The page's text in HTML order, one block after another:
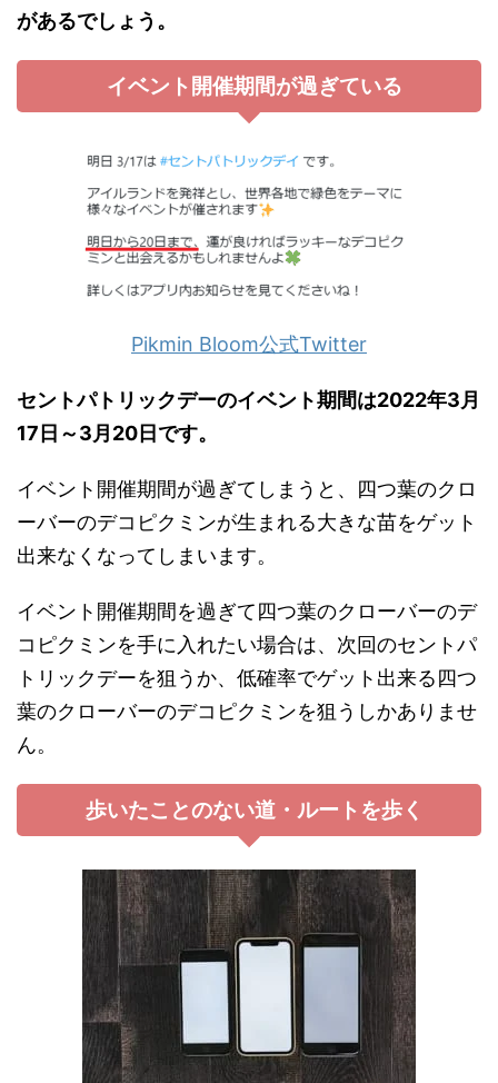
があるでしょう。
イベント開催期間が過ぎている
Pikmin Bloom公式Twitter
セントパトリックデーのイベント期間は2022年3月
17日～3月20日です。
イベント開催期間が過ぎてしまうと、四つ葉のクロ
ーバーのデコピクミンが生まれる大きな苗をゲット
出来なくなってしまいます。
イベント開催期間を過ぎて四つ葉のクローバーのデ
コピクミンを手に入れたい場合は、次回のセントパ
トリックデーを狙うか、低確率でゲット出来る四つ
葉のクローバーのデコピクミンを狙うしかありませ
ん。
歩いたことのない道・ルートを歩く